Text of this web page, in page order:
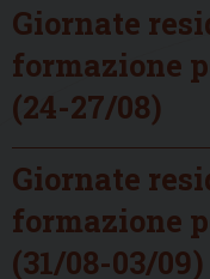
Giornate
formazione
(24-27/08)
Giornate
formazione
(31/08-03/09)